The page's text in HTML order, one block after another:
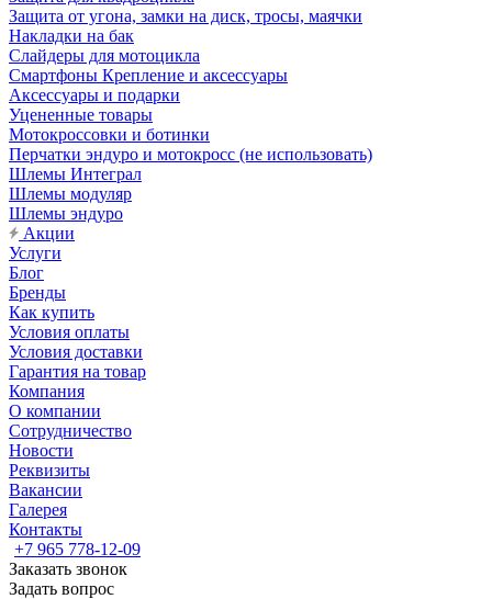
Защита от угона, замки на диск, тросы, маячки
Накладки на бак
Слайдеры для мотоцикла
Смартфоны Крепление и аксессуары
Аксессуары и подарки
Уцененные товары
Мотокроссовки и ботинки
Перчатки эндуро и мотокросс (не использовать)
Шлемы Интеграл
Шлемы модуляр
Шлемы эндуро
Акции
Услуги
Блог
Бренды
Как купить
Условия оплаты
Условия доставки
Гарантия на товар
Компания
О компании
Сотрудничество
Новости
Реквизиты
Вакансии
Галерея
Контакты
+7 965 778-12-09
Заказать звонок
Задать вопрос